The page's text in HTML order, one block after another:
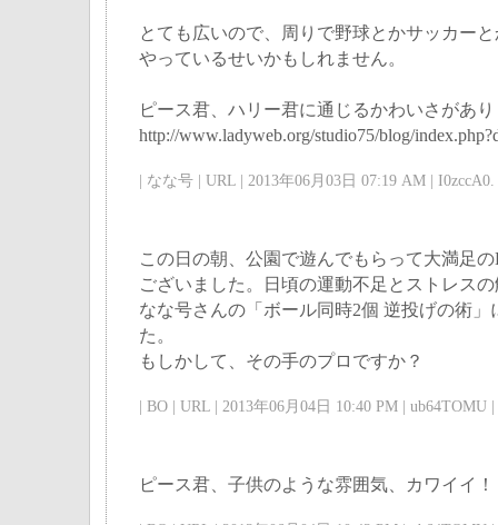
とても広いので、周りで野球とかサッカー
やっているせいかもしれません。
ピース君、ハリー君に通じるかわいさがあ
http://www.ladyweb.org/studio75/blog/
| なな号 | URL | 2013年06月03日 07:19 AM | I0zccA0.
この日の朝、公園で遊んでもらって大満足
ございました。日頃の運動不足とストレス
なな号さんの「ボール同時2個 逆投げの術
た。
もしかして、その手のプロですか？
| BO | URL | 2013年06月04日 10:40 PM | ub64TOMU |
ピース君、子供のような雰囲気、カワイイ！